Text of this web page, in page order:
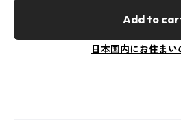
Add to
日本国内にお住まい